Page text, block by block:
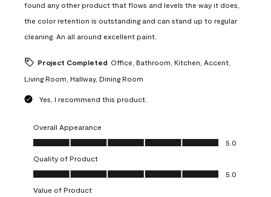
found any other product that flows and levels the way it does,
the color retention is outstanding and can stand up to regular
cleaning. An all around excellent paint.
Project Completed Office, Bathroom, Kitchen, Accent,
Living Room, Hallway, Dining Room
Yes, I recommend this product.
Overall Appearance
Overall Appearance, 5.0 out of 5
5.0
Quality of Product
Quality of Product, 5.0 out of 5
5.0
Value of Product